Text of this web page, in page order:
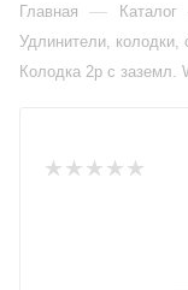
Главная — Каталог
Удлинители,
Колодка 2р с заземл.